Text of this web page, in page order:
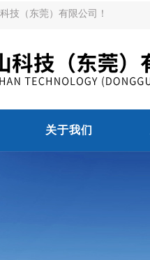
技（东莞）有限公司！
关于我们